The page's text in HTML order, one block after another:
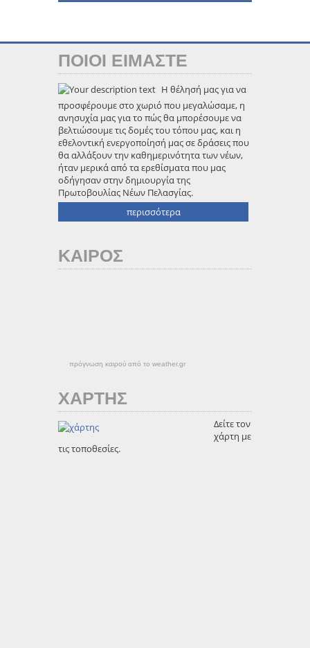
ΠΟΙΟΙ ΕΙΜΑΣΤΕ
Η θέλησή μας για να
προσφέρουμε στο χωριό που μεγαλώσαμε, η
ανησυχία μας για το πώς θα μπορέσουμε να
βελτιώσουμε τις δομές του τόπου μας, και η
εθελοντική ενεργοποίησή μας σε δράσεις που
θα αλλάξουν την καθημερινότητα των νέων,
ήταν μερικά από τα ερεθίσματα που μας
οδήγησαν στην δημιουργία της
Πρωτοβουλίας Νέων Πελασγίας.
περισσότερα
ΚΑΙΡΟΣ
πρόγνωση καιρού από το weather.gr
ΧΑΡΤΗΣ
Δείτε τον
χάρτη με
τις τοποθεσίες.